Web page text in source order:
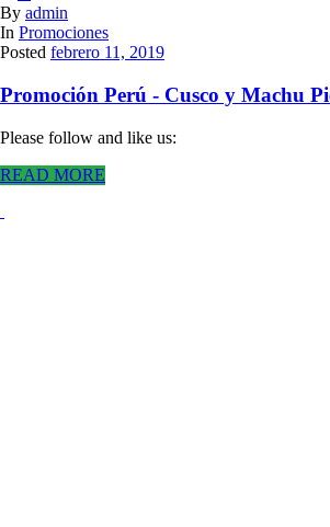
By admin
In Promociones
Posted febrero 11, 2019
Promoción Perú - Cusco y Machu
Please follow and like us:
READ MORE